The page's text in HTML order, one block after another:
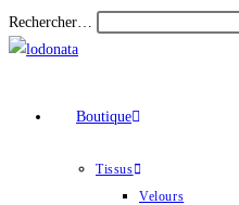
Skip
to
Rechercher…
Boutique
Tissus
Velours